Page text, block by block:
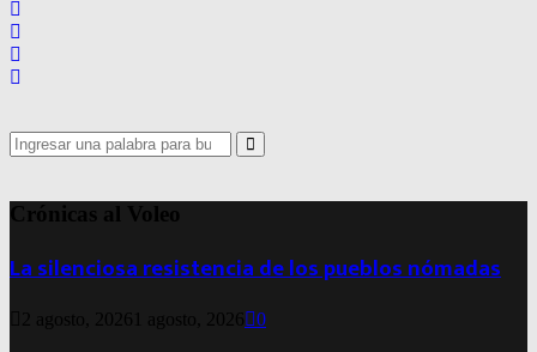
Search
for:
Search
Crónicas al Voleo
La silenciosa resistencia de los pueblos nómadas
2 agosto, 2026 1 agosto, 2026 0